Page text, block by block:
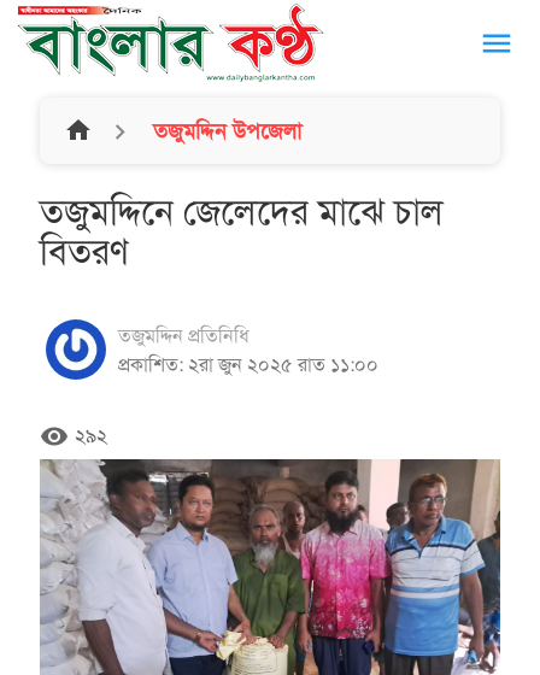
menu
home তজুমদ্দিন উপজেলা
তজুমদ্দিনে জেলেদের মাঝে চাল
বিতরণ
তজুমদ্দিন প্রতিনিধি
প্রকাশিত: ২রা জুন ২০২৫ রাত ১১:০০
remove_red_eye ২৯২